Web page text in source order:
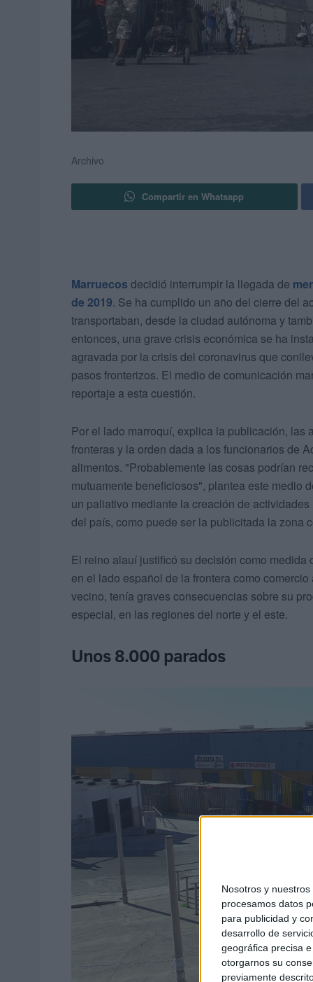
Nosotros y nuestros
procesamos datos
para publicidad y
desarrollo de
geográfica precisa
otorgarnos su
previamente
Archivo
Compartir en Whatsapp
Marruecos decidió interrumpir la llegada de
de 2019. Se ha cumplido un año del cierre del
transportaban, desde la ciudad autónoma y
entonces, una grave crisis económica se ha
agravada por la crisis del coronavirus que
pasos fronterizos. El medio de comunicación
reportaje a esta cuestión.
Por el lado marroquí, explica la publicación, las
fronteras y la orden dada a los funcionarios de
alimentos. "Probablemente las cosas podrían
mutuamente beneficiosos", plantea este medio
un paliativo mediante la creación de
del país, como puede ser la publicitada la zona
El reino alauí justificó su decisión como
en el lado español de la frontera como
vecino, tenía graves consecuencias sobre su
especial, en las regiones del norte y el este.
Unos 8.000 parados